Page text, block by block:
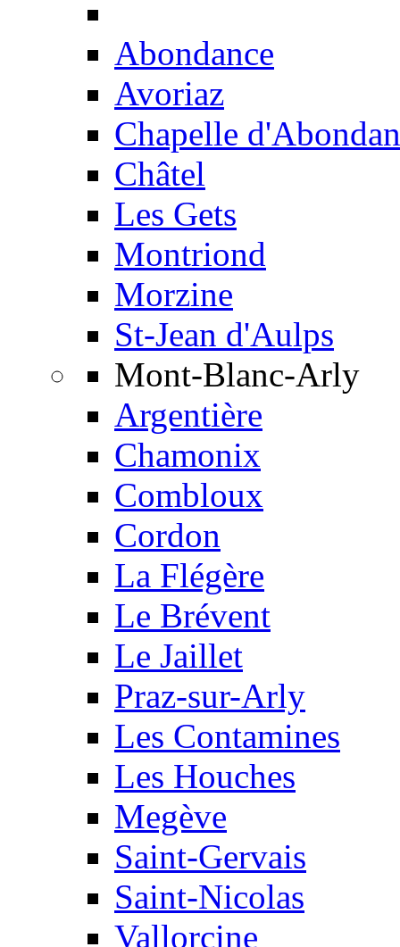
Abondance
Avoriaz
Chapelle
Châtel
Les Gets
Montriond
Morzine
St-Jean d'Aulps
Mont-Blanc-Arly
Argentière
Chamonix
Combloux
Cordon
La Flégère
Le Brévent
Le Jaillet
Praz-sur-Arly
Les Contamines
Les Houches
Megève
Saint-Gervais
Saint-Nicolas
Vallorcine